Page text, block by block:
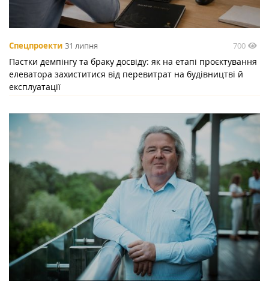
Спецпроекти 31 липня 700
Пастки демпінгу та браку досвіду: як на етапі проєктування
елеватора захиститися від перевитрат на будівництві й
експлуатації